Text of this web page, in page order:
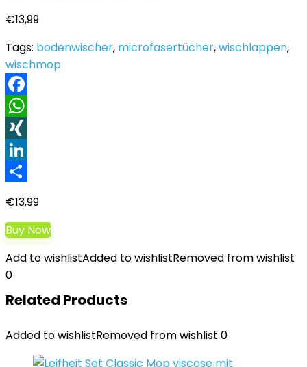
€13,99
Tags: bodenwischer, microfasertücher,wischlappen,
wischmop
Facebook
WhatsApp
XING
LinkedIn
€13,99
Buy Now
Add to wishlistAdded to wishlistRemoved from wishlist
0
Related Products
Added to wishlistRemoved from wishlist 0